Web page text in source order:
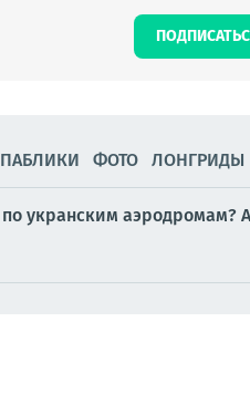
ПАБЛИКИ ФОТО ЛОНГРИДЫ
укранским аэродромам?